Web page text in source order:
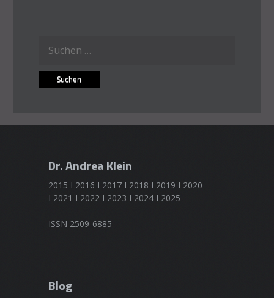
nach:
Dr. Andrea Klein
2015 I 2016 I 2017 I 2018 I 2019 I 2020
I 2021 I 2022 I 2023 I 2024 I 2025
ISSN 2509-6885
Blog